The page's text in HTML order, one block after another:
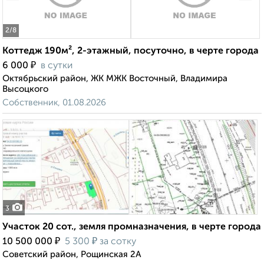
2/8
Коттедж 190м², 2-этажный, посуточно, в черте города
6 000 ₽ в сутки
Октябрьский район, ЖК МЖК Восточный, Владимира
Высоцкого
Собственник, 01.08.2026
3
Участок 20 сот., земля промназначения, в черте города
10 500 000 ₽ 5 300 ₽ за сотку
Советский район, Рощинская 2А